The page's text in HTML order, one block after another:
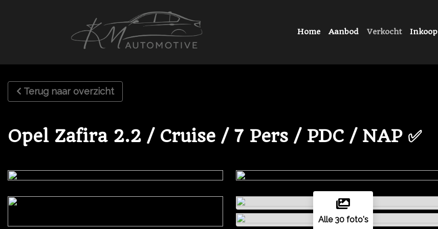
Home Aanbod Verkocht Inkoop
Terug naar overzicht
Opel Zafira 2.2 / Cruise / 7 Pers / PDC / NAP ✅
Alle 30 foto's